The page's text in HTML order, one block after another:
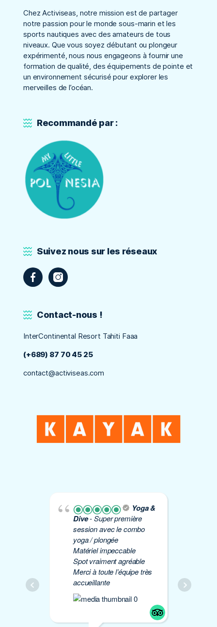
Chez Activiseas, notre mission est de partager
notre passion pour le monde sous-marin et les
sports nautiques avec des amateurs de tous
niveaux. Que vous soyez débutant ou plongeur
expérimenté, nous nous engageons à fournir une
formation de qualité, des équipements de pointe et
un environnement sécurisé pour explorer les
merveilles de l’océan.
Recommandé par :
Suivez nous sur les réseaux
Contact-nous !
InterContinental Resort Tahiti Faaa
(+689) 87 70 45 25
contact@activiseas.com
Yoga &
Dive- Super première
session avec le combo
yoga / plongée
Matériel impeccable
Spot vraiment agréable
Merci à toute l’équipe très
accueillante